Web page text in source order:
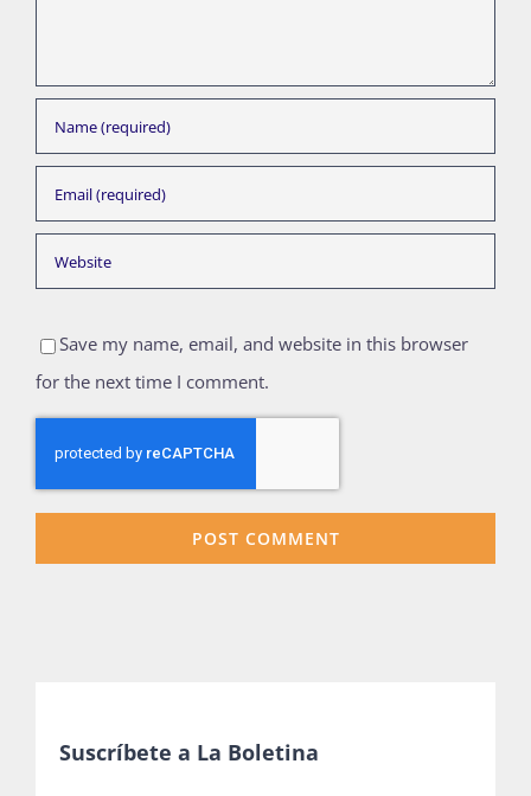
Save my name, email, and website in this browser
for the next time I comment.
Suscríbete a La Boletina